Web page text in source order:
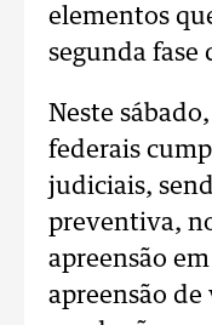
elementos
segunda fase
Neste
federais
judiciais,
preventiva,
apreensão
apreensão de